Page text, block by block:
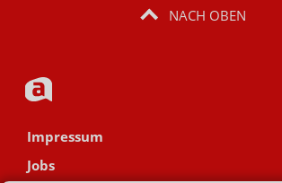
NACH OBEN
Impressum
Jobs